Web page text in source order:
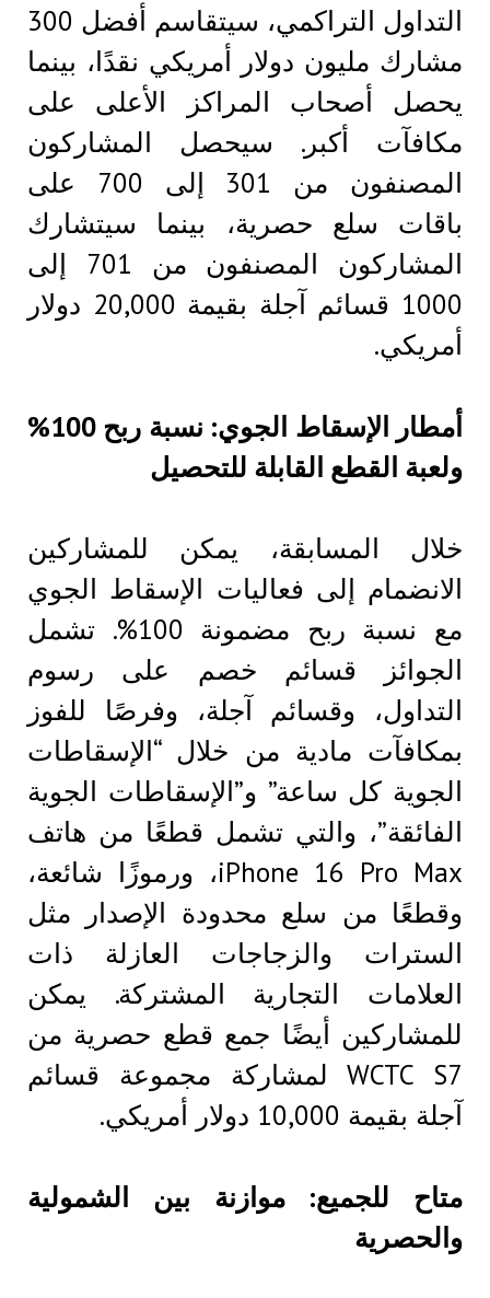
التداول التراكمي، سيتقاسم أفضل 300
مشارك مليون دولار أمريكي نقدًا، بينما
يحصل أصحاب المراكز الأعلى على
مكافآت أكبر. سيحصل المشاركون
المصنفون من 301 إلى 700 على
باقات سلع حصرية، بينما سيتشارك
المشاركون المصنفون من 701 إلى
1000 قسائم آجلة بقيمة 20,000 دولار
أمريكي.
أمطار الإسقاط الجوي: نسبة ربح 100%
ولعبة القطع القابلة للتحصيل
خلال المسابقة، يمكن للمشاركين
الانضمام إلى فعاليات الإسقاط الجوي
مع نسبة ربح مضمونة 100%. تشمل
الجوائز قسائم خصم على رسوم
التداول، وقسائم آجلة، وفرصًا للفوز
بمكافآت مادية من خلال “الإسقاطات
الجوية كل ساعة” و”الإسقاطات الجوية
الفائقة”، والتي تشمل قطعًا من هاتف
iPhone 16 Pro Max، ورموزًا شائعة،
وقطعًا من سلع محدودة الإصدار مثل
السترات والزجاجات العازلة ذات
العلامات التجارية المشتركة. يمكن
للمشاركين أيضًا جمع قطع حصرية من
WCTC S7 لمشاركة مجموعة قسائم
آجلة بقيمة 10,000 دولار أمريكي.
متاح للجميع: موازنة بين الشمولية
والحصرية